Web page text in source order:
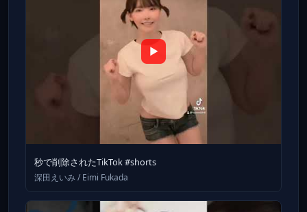
▶
秒で削除されたTikTok #shorts
深田えいみ / Eimi Fukada